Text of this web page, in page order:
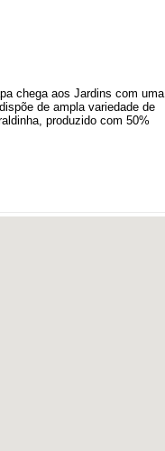
chega aos Jardins com uma
de ampla variedade de
produzido com 50%